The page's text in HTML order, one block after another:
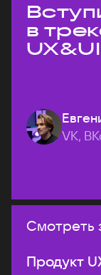
в
VK,
Смотреть
Продукт